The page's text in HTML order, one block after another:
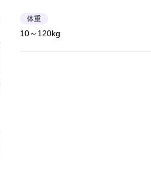
体重
10～120kg